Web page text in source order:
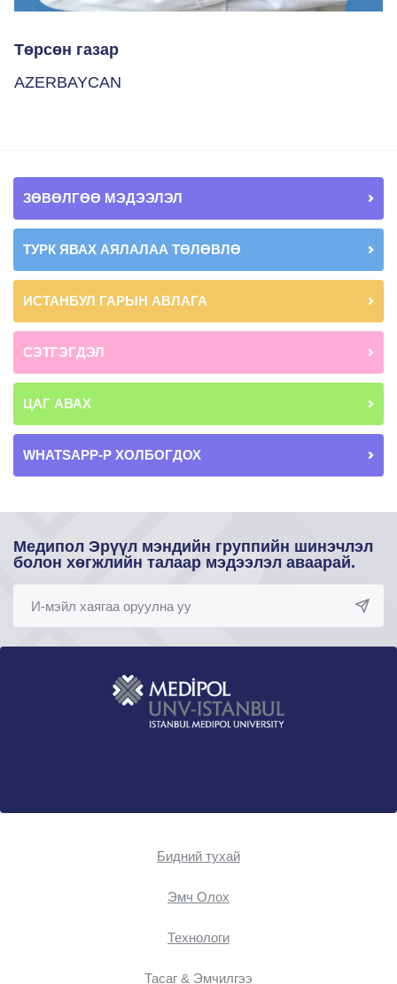
Төрсөн газар
AZERBAYCAN
ЗӨВӨЛГӨӨ МЭДЭЭЛЭЛ
ТУРК ЯВАХ АЯЛАЛАА ТӨЛӨВЛӨ
ИСТАНБУЛ ГАРЫН АВЛАГА
СЭТГЭГДЭЛ
ЦАГ АВАХ
WHATSAPP-Р ХОЛБОГДОХ
Медипол Эрүүл мэндийн группийн шинэчлэл
болон хөгжлийн талаар мэдээлэл аваарай.
Бидний тухай
Эмч Oлох
Технологи
Тасаг & Эмчилгээ